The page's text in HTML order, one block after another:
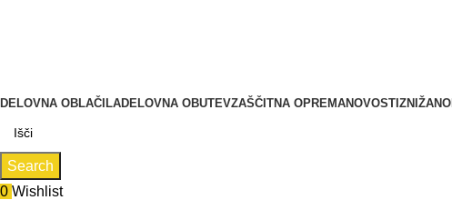
DELOVNA OBLAČILADELOVNA OBUTEVZAŠČITNA OPREMANOVOSTI ZNIŽANO
Search
0 Wishlist